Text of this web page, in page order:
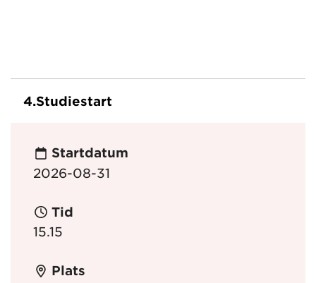
4.Studiestart
Startdatum
2026-08-31
Tid
15.15
Plats